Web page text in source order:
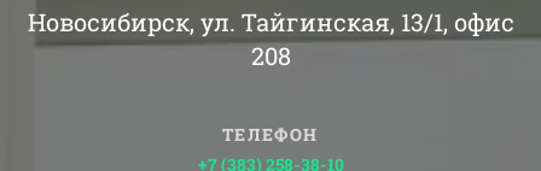
Новосибирск, ул. Тайгинская, 13/1, офис
208
ТЕЛЕФОН
+7 (383) 258-38-10